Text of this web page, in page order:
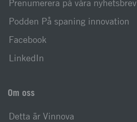
Prenumerera på våra nyhetsbrev
Podden På spaning innovation
Facebook
LinkedIn
Om oss
Detta är Vinnova